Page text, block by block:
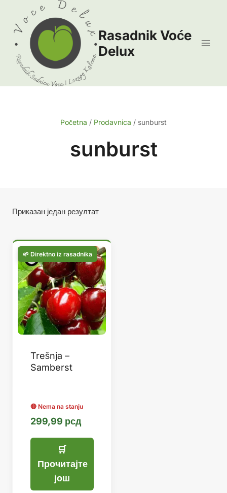
content
Rasadnik Voće
Delux
Početna / Prodavnica / sunburst
sunburst
Приказан један резултат
Trešnja –
Samberst
299,99 рсд
Прочитајте
још